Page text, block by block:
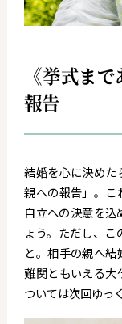
《挙式ま
報告
結婚を心に決めた
親への報告」。こ
自立への決意を
ょう。ただし、
と。相手の親へ
難関ともいえる大
ついては次回ゆっ